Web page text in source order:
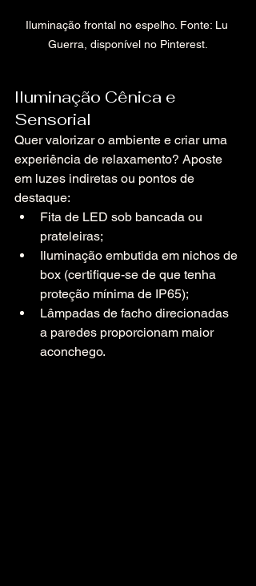
Iluminação frontal no espelho. Fonte: Lu
Guerra, disponível no Pinterest.
Iluminação Cênica e
Sensorial
Quer valorizar o ambiente e criar uma
experiência de relaxamento? Aposte
em luzes indiretas ou pontos de
destaque:
Fita de LED sob bancada ou
prateleiras;
Iluminação embutida em nichos de
box (certifique-se de que tenha
proteção mínima de IP65);
Lâmpadas de facho direcionadas
a paredes proporcionam maior
aconchego.